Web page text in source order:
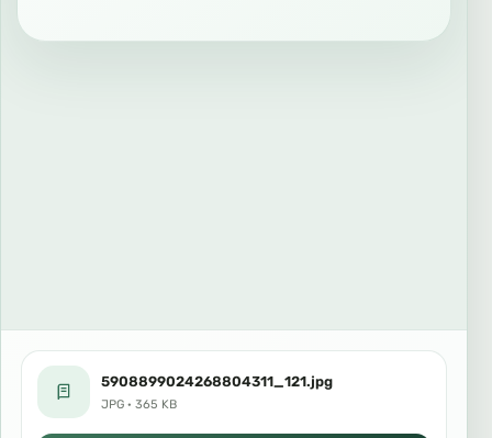
5908899024268804311_121.jpg
JPG · 365 KB